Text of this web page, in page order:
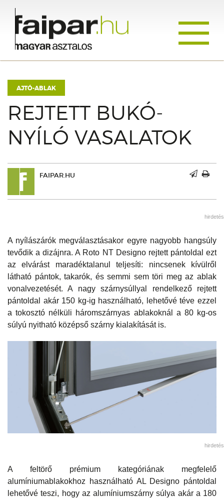
AJTÓ-ABLAK
REJTETT BUKÓ-
NYÍLÓ VASALATOK
FAIPAR.HU
hirdetés
A nyílászárók megválasztásakor egyre nagyobb hangsúly
tevődik a dizájnra. A Roto NT Designo rejtett pántoldal ezt
az elvárást maradéktalanul teljesíti: nincsenek kívülről
látható pántok, takarók, és semmi sem töri meg az ablak
vonalvezetését. A nagy szárnysúllyal rendelkező rejtett
pántoldal akár 150 kg-ig használható, lehetővé téve ezzel
a tokosztó nélküli háromszárnyas ablakoknál a 80 kg-os
súlyú nyitható középső szárny kialakítását is.
hirdetés
A feltörő prémium kategóriának megfelelő
alumíniumablakokhoz használható AL Designo pántoldal
lehetővé teszi, hogy az alumíniumszárny súlya akár a 180